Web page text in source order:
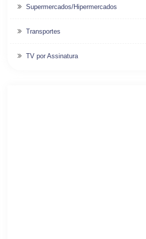
Supermercados/Hipermercados
Transportes
TV por Assinatura